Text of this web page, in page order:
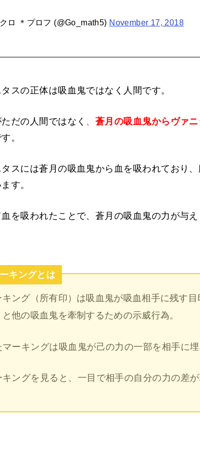
ロ ＊プロフ (@Go_math5) November 17, 2018
スの正体は吸血鬼ではなく人間です。
だの人間ではなく 、 蒼月の吸血鬼からヴァ
。
タスには蒼月の吸血鬼から血を吸われており
す。
を吸われたことで、蒼月の吸血鬼の力が与え
キングとは
キング（所有印）は吸血鬼が吸血相手に残す
と他の吸血鬼を牽制するための示威行為。
マーキングは吸血鬼が己の力の一部を相手に
キングを見ると、一目で相手の自分の力の差